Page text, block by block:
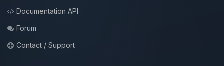
Documentation API
Forum
Contact / Support